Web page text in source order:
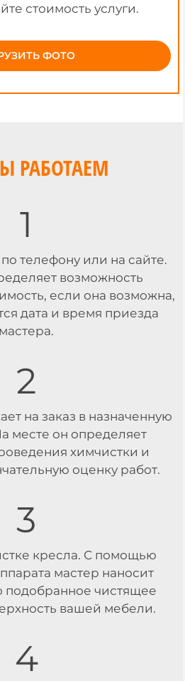
стоимость услуги.
ФОТО
РАБОТАЕМ
1
телефону или на сайте.
возможность
если она возможна,
дата и время приезда
мастера.
2
на заказ в назначенную
месте он определяет
химчистки и
оценку работ.
3
кресла. С помощью
мастер наносит
подобранное чистящее
вашей мебели.
4